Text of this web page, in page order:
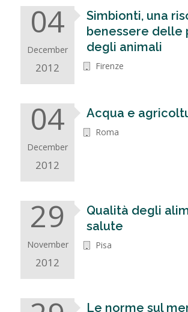
04
December
2012
Simbionti, una
benessere delle
degli animali
Firenze
04
December
2012
Acqua e
Roma
29
November
2012
Qualità degli
salute
Pisa
Le norme sul